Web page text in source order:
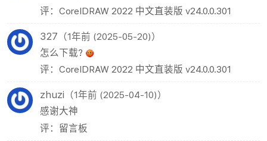
评：CorelDRAW 2022 中文直装版 v24.0.0.301
327 （1年前 (2025-05-20)）
怎么下载?
评：CorelDRAW 2022 中文直装版 v24.0.0.301
zhuzi （1年前 (2025-04-10)）
感谢大神
评：留言板